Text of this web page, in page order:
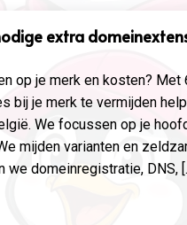
extra
op je merk en kosten?
bij je merk te vermijden
We focussen op je
mijden varianten en
we domeinregistratie, DNS,